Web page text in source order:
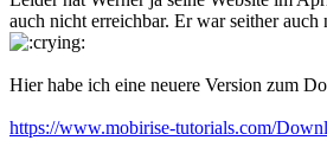
auch nicht erreichbar. Er war seither
Hier habe ich eine neuere Version zum
https://www.mobirise-tutorials.com/